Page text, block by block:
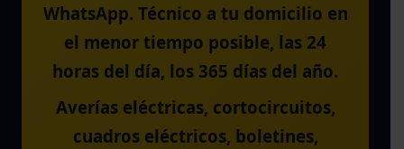
WhatsApp. Técnico a tu domicilio en
el menor tiempo posible, las 24
horas del día, los 365 días del año.
Averías eléctricas, cortocircuitos,
cuadros eléctricos, boletines,